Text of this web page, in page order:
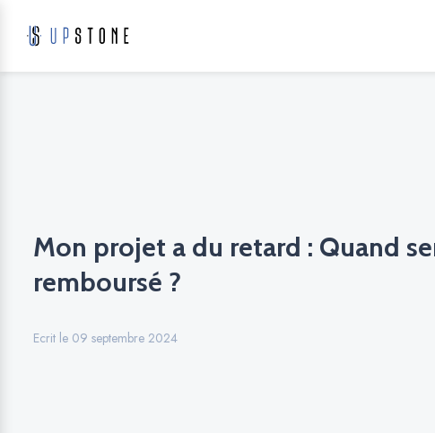
Mon projet a du retard : Quand
remboursé ?
Ecrit le 09 septembre 2024